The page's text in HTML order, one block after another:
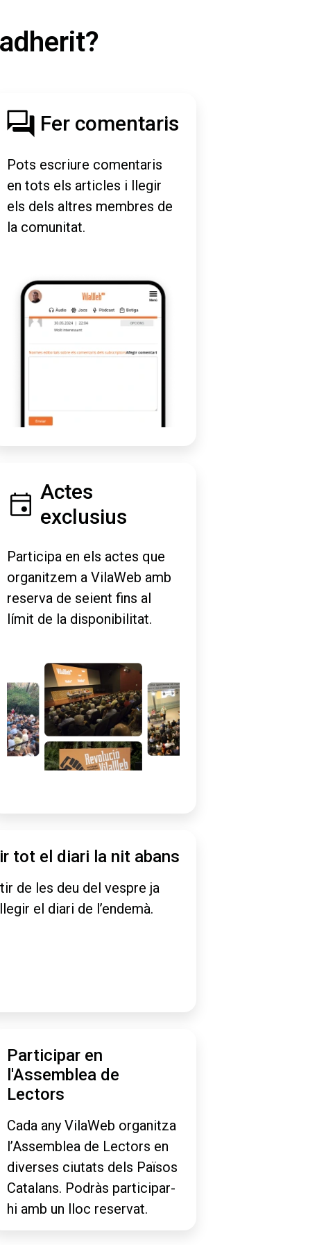
Fer comentaris
Pots escriure comentaris
en tots els articles i llegir
els dels altres membres de
la comunitat.
Actes
exclusius
Participa en els actes que
organitzem a VilaWeb amb
reserva de seient fins al
límit de la disponibilitat.
tot el diari la nit abans
de les deu del vespre ja
el diari de l’endemà.
Participar en
l'Assemblea de
Lectors
Cada any VilaWeb organitza
l’Assemblea de Lectors en
diverses ciutats dels Països
Catalans. Podràs participar-
hi amb un lloc reservat.